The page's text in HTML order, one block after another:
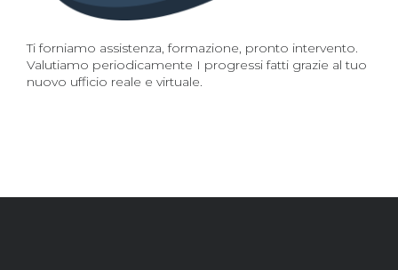
Ti forniamo assistenza, formazione, pronto intervento.
Valutiamo periodicamente I progressi fatti grazie al tuo
nuovo ufficio reale e virtuale.